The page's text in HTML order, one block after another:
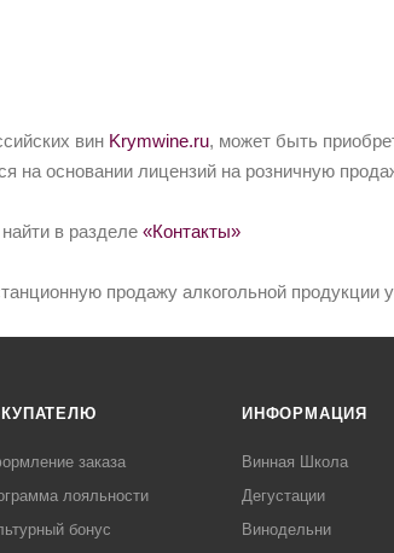
вин Krymwine.ru, может быть
основании лицензий на розничную
в разделе «Контакты»
продажу алкогольной
заказа
лояльности
бонус
ИНФОРМАЦИЯ
Винная Школа
Дегустации
Винодельни